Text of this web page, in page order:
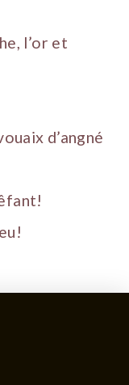
l’or et
d’angné